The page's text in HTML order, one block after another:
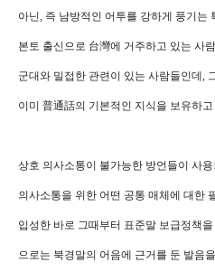
아닌, 즉 남방적인 어투를 강하게 풍기는
본토 출신으로 台灣에 거주하고 있는 사
군대와 밀접한 관련이 있는 사람들인데,
이미 普通話의 기본적인 지식을 보유하
상호 의사소통이 불가능한 방언들이 사
의사소통을 위한 어떤 공통 매체에 대한
입성한 바로 그때부터 표준말 보급정책
으로는 북경말의 어음에 근거를 둔 발음